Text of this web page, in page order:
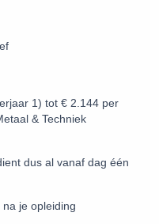
1) tot € 2.144 per
& Techniek
dus al vanaf dag één
na je opleiding